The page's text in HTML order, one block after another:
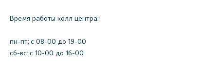
Время работы колл центра:
пн-пт: c 08-00 до 19-00
сб-вс: с 10-00 до 16-00